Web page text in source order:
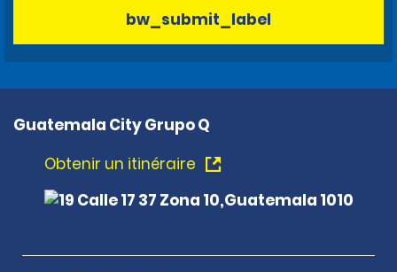
bw_submit_label
Guatemala City Grupo Q
Obtenir un itinéraire